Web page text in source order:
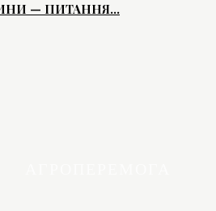
— ПИТАННЯ...